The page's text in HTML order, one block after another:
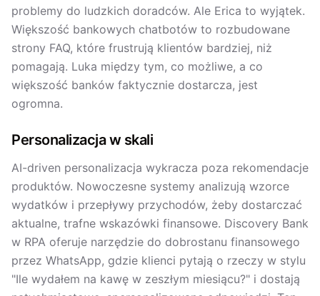
problemy do ludzkich doradców. Ale Erica to wyjątek.
Większość bankowych chatbotów to rozbudowane
strony FAQ, które frustrują klientów bardziej, niż
pomagają. Luka między tym, co możliwe, a co
większość banków faktycznie dostarcza, jest
ogromna.
Personalizacja w skali
AI-driven personalizacja wykracza poza rekomendacje
produktów. Nowoczesne systemy analizują wzorce
wydatków i przepływy przychodów, żeby dostarczać
aktualne, trafne wskazówki finansowe. Discovery Bank
w RPA oferuje narzędzie do dobrostanu finansowego
przez WhatsApp, gdzie klienci pytają o rzeczy w stylu
"Ile wydałem na kawę w zeszłym miesiącu?" i dostają